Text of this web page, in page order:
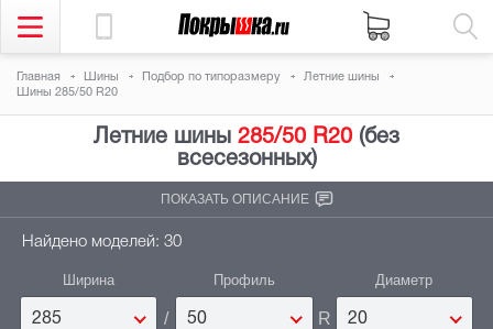
Главная Шины Подбор по типоразмеру
Летние шины
Шины 285/50 R20
Летние шины 285/50 R20 (без
всесезонных)
ПОКАЗАТЬ ОПИСАНИЕ
Найдено моделей: 30
Ширина
285 /
Профиль
50 R
Диаметр
20